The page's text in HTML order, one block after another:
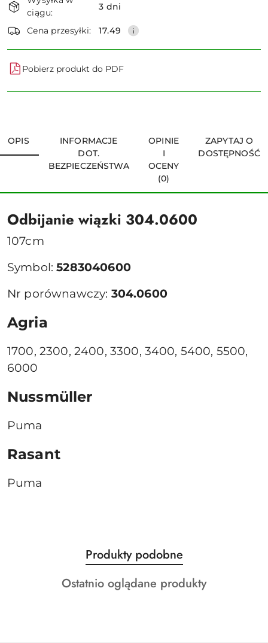
i
dostawa
ciągu:
3 dni
Cena przesyłki: 17.49
Pobierz produkt do PDF
OPIS
INFORMACJE
DOT.
BEZPIECZEŃSTWA
OPINIE
I
OCENY
(0)
ZAPYTAJ O
DOSTĘPNOŚĆ
Odbijanie wiązki 304.0600
107cm
Symbol:5283040600
Nr porównawczy: 304.0600
Agria
1700, 2300, 2400, 3300, 3400, 5400, 5500,
6000
Nussmüller
Puma
Rasant
Puma
Pomiń karuzelę produktów
Produkty
o
statusie:
Produkty podobne
Produkty
Ostatnio oglądane produkty